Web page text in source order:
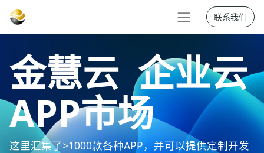
联系我们
金慧云 企业云
APP市场
这里汇集了>1000款各种APP，并可以提供定制开发